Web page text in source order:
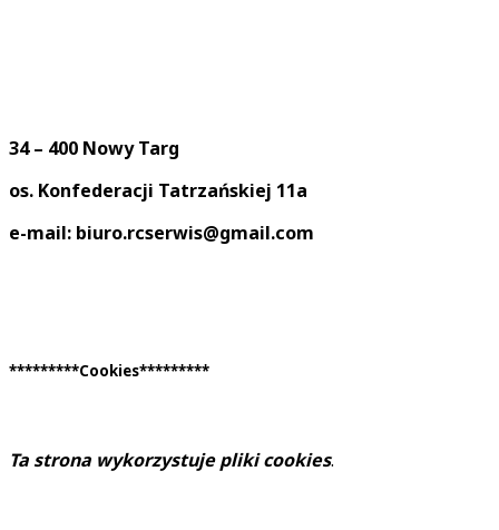
34 – 400 Nowy Targ
os. Konfederacji Tatrzańskiej 11a
e-mail: biuro.rcserwis@gmail.com
*********Cookies*********
Ta strona wykorzystuje pliki cookies.